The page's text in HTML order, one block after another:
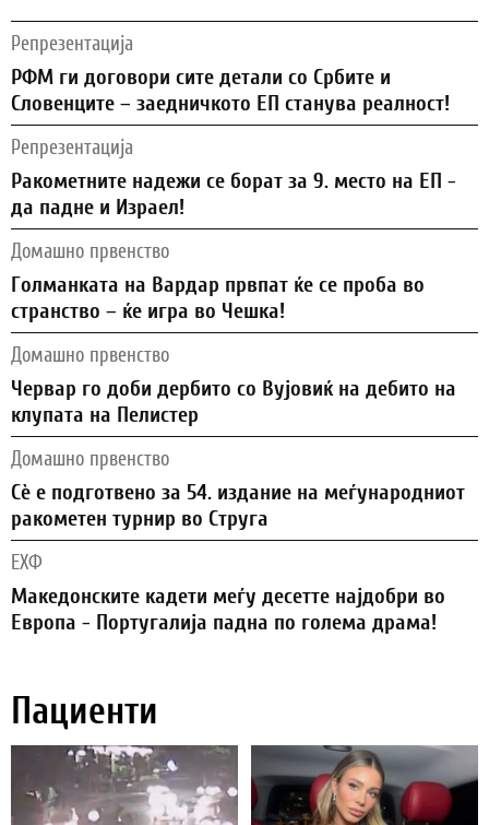
Репрезентација
РФМ ги договори сите детали со Србите и
Словенците – заедничкото ЕП станува реалност!
Репрезентација
Ракометните надежи се борат за 9. место на ЕП -
да падне и Израел!
Домашно првенство
Голманката на Вардар првпат ќе се проба во
странство – ќе игра во Чешка!
Домашно првенство
Червар го доби дербито со Вујовиќ на дебито на
клупата на Пелистер
Домашно првенство
Сѐ е подготвено за 54. издание на меѓународниот
ракометен турнир во Струга
ЕХФ
Македонските кадети меѓу десетте најдобри во
Европа - Португалија падна по голема драма!
Пациенти